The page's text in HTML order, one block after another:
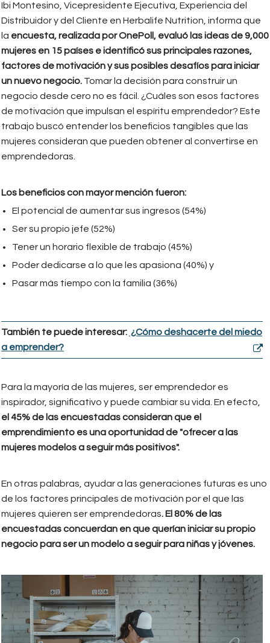
Ibi Montesino, Vicepresidente Ejecutiva, Experiencia del
Distribuidor y del Cliente en Herbalife Nutrition, informa que
la encuesta, realizada por OnePoll, evaluó las ideas de 9,000
mujeres en 15 países e identificó sus principales razones,
factores de motivación y sus posibles desafíos para iniciar
un nuevo negocio. Tomar la decisión para construir un
negocio desde cero no es fácil. ¿Cuáles son esos factores
de motivación que impulsan el espíritu emprendedor? Este
trabajo buscó entender los beneficios tangibles que las
mujeres consideran que pueden obtener al convertirse en
emprendedoras.
Los beneficios con mayor mención fueron:
El potencial de aumentar sus ingresos (54%)
Ser su propio jefe (52%)
Tener un horario flexible de trabajo (45%)
Poder dedicarse a lo que les apasiona (40%) y
Pasar más tiempo con la familia (36%)
También te puede interesar: ¿Cómo deshacerte del miedo
a emprender?
Para la mayoría de las mujeres, ser emprendedor es
inspirador, significativo y puede cambiar su vida. En efecto,
el 45% de las encuestadas consideran que el
emprendimiento es una oportunidad de "ofrecer a las
mujeres modelos a seguir más positivos".
En otras palabras, ayudar a las generaciones futuras es uno
de los factores principales de motivación por el que las
mujeres quieren ser emprendedoras. El 80% de las
encuestadas concuerdan en que querían iniciar su propio
negocio para ser un modelo a seguir para niñas y jóvenes.